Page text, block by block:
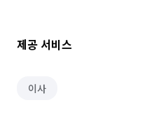
제공 서비스
이사